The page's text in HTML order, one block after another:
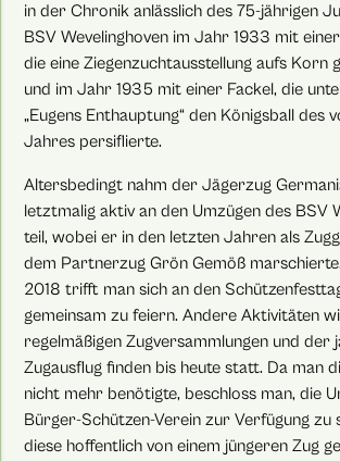
in der Chronik anlässlich des 75-jährigen
BSV Wevelinghoven im Jahr 1933 mit
die eine Ziegenzuchtausstellung aufs Korn
und im Jahr 1935 mit einer Fackel, die
„Eugens Enthauptung“ den Königsball des
Jahres persiflierte.
Altersbedingt nahm der Jägerzug
letztmalig aktiv an den Umzügen des BSV
teil, wobei er in den letzten Jahren als
dem Partnerzug Grön Gemöß
2018 trifft man sich an den
gemeinsam zu feiern. Andere Aktivitäten
regelmäßigen Zugversammlungen und der
Zugausflug finden bis heute statt. Da man
nicht mehr benötigte, beschloss man, die
Bürger-Schützen-Verein zur Verfügung zu
diese hoffentlich von einem jüngeren Zug